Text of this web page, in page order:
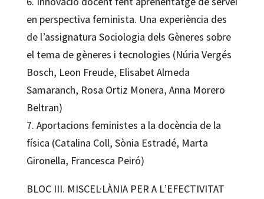
en perspectiva feminista. Una experiència des
de l’assignatura Sociologia dels Gèneres sobre
el tema de gèneres i tecnologies (Núria Vergés
Bosch, Leon Freude, Elisabet Almeda
Samaranch, Rosa Ortiz Monera, Anna Morero
Beltran)
7. Aportacions feministes a la docència de la
física (Catalina Coll, Sònia Estradé, Marta
Gironella, Francesca Peiró)
BLOC III. MISCEL·LÀNIA PER A L’EFECTIVITAT